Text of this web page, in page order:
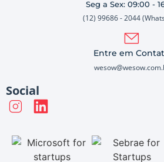
Seg a Sex: 09:00 -
(12) 99686 - 2044
Entre em
Social